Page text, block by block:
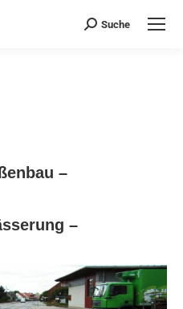
Suchen:
Suche
–
–